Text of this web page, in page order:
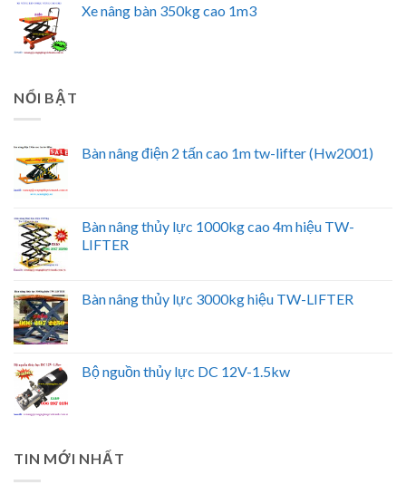
Xe nâng bàn 350kg cao 1m3
NỔI BẬT
Bàn nâng điện 2 tấn cao 1m tw-lifter (Hw2001)
Bàn nâng thủy lực 1000kg cao 4m hiệu TW-
LIFTER
Bàn nâng thủy lực 3000kg hiệu TW-LIFTER
Bộ nguồn thủy lực DC 12V-1.5kw
TIN MỚI NHẤT